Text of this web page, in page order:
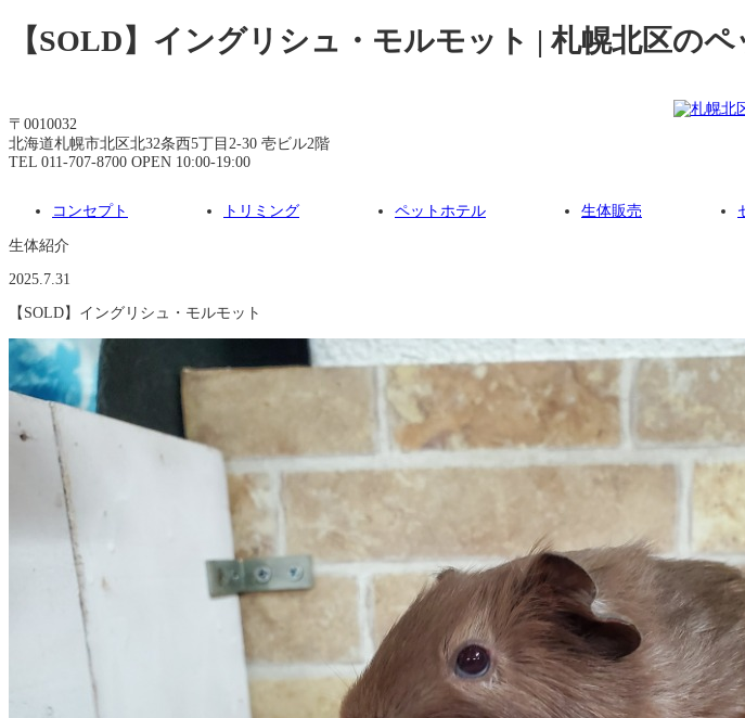
【SOLD】イングリシュ・モルモット | 札幌北区の
〒0010032
北海道札幌市北区北32条西5丁目2-30 壱ビル2階
TEL 011-707-8700 OPEN 10:00-19:00
コンセプト トリミング ペットホテル 生体販売
生体紹介
2025.7.31
【SOLD】イングリシュ・モルモット